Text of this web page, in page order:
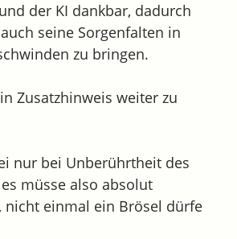
der KI dankbar, dadurch
seine Sorgenfalten in
zu bringen.
Zusatzhinweis weiter zu
nur bei Unberührtheit des
müsse also absolut
nicht einmal ein Brösel dürfe